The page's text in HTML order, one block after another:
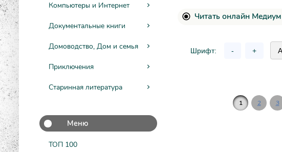
Компьютеры и Интернет
Документальные книги
Домоводство, Дом и семья
Приключения
Старинная литература
Меню
ТОП 100
Читать онлайн
Шрифт: - +
1 2 3